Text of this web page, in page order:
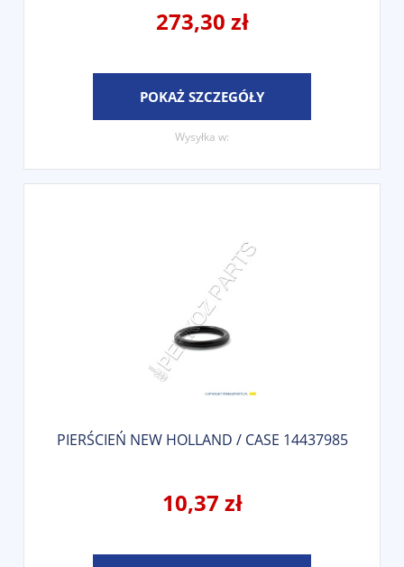
273,30 zł
POKAŻ SZCZEGÓŁY
Wysyłka w:
PIERŚCIEŃ NEW HOLLAND / CASE 14437985
10,37 zł